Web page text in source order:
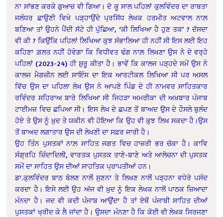
ਨਾ ਸਾਂਭਣ ਕਰਕੇ ਗੁਆਚ ਵੀ ਗਿਆ। ਦੋ ਕੂ ਸਾਲ ਪਹਿਲਾਂ ਕੁਲਵਿੰਦਰ ਦਾ ਰਾਬਤਾ
ਜਲੰਧਰ ਛਾਉਣੀ ਵਿਖੇ ਪੜ੍ਹਾਉਂਦੇ ਪ੍ਰਸਿੱਧ ਲੇਖਕ ਹਰਮੀਤ ਅਟਵਾਲ ਨਾਲ਼
ਬਣਿਆ ਤਾਂ ਉਹਨੇ ਪੈਂਦੀ ਸੱਟੇ ਹੀ ਪੁੱਛਿਆ, ‘ਕੀ ਲਿਖਿਆ ਹੈ ਹੁਣ ਤਕ’ ? ਦੱਸਦਾ
ਵੀ ਕੀ ? ਕਿਉਂਕਿ ਪਹਿਲਾਂ ਲਿਖਿਆ ਕੁਝ ਸੰਭਾਲਿਆ ਹੀ ਨਹੀਂ ਸੀ ਇਸ ਲਈ ਇਹ
ਕਹਿਣਾ ਗ਼ਲਤ ਨਹੀਂ ਹੋਵੇਗਾ ਕਿ ਵਿਧੀਵਤ ਢੰਗ ਨਾਲ਼ ਲਿਖਣਾ ਉਸ ਨੇ ਦੋ ਵਰ੍ਹੇ
ਪਹਿਲਾਂ (2023-24) ਹੀ ਸ਼ੁਰੂ ਕੀਤਾ ਹੈ। ਭਾਵੇਂ ਕਿ ਕਾਲਜ ਪੜ੍ਹਦੇ ਸਮੇਂ ਉਸ ਨੇ
ਕਾਲਜ ਮੈਗਜ਼ੀਨ ਲਈ ਸਾਇੰਸ ਦਾ ਇਕ ਆਰਟੀਕਲ ਲਿਖਿਆ ਸੀ ਪਰ ਅਸਲ
ਵਿੱਚ ਉਸ ਦਾ ਪਹਿਲਾ ਲੇਖ ਉਸ ਨੇ ਆਪਣੇ ਪਿੰਡ ਦੇ ਹੀ ਨਾਮਵਰ ਸਾਹਿਤਕਾਰ
ਰਵਿੰਦਰ ਸਹਿਰਾਅ ਬਾਰੇ ਲਿਖਿਆ ਸੀ ਜਿਹੜਾ ਅਮਰੀਕਾ ਦੀ ਅਖ਼ਬਾਰ ਪੰਜਾਬ
ਟਾਈਮਜ਼ ਵਿਚ ਛਪਿਆ ਸੀ। ਇਸ ਲੇਖ ਦੇ ਛਪਣ ਤੋਂ ਬਾਅਦ ਉਸ ਦੇ ਹੌਸਲੇ ਬੁਲੰਦ
ਹੋਏ ਤੇ ਉਸ ਨੂੰ ਖ਼ੁਦ ਤੇ ਯਕੀਨ ਵੀ ਹੋਇਆ ਕਿ ਉਹ ਵੀ ਕੁਝ ਲਿਖ ਸਕਦਾ ਹੈ।ਉਸ
ਤੋਂ ਬਾਅਦ ਲਗਾਤਾਰ ਉਸ ਦੀ ਲੇਖਣੀ ਦਾ ਸਫ਼ਰ ਜਾਰੀ ਹੈ।
ਉਹ ਤਿੰਨ ਪੁਸਤਕਾਂ ਨਾਲ਼ ਸਾਹਿਤ ਜਗਤ ਵਿਚ ਹਾਜ਼ਰੀ ਭਰ ਚੱਕਾ ਹੈ। ਕਾਵਿ
ਸੰਗ੍ਰਹਿ ਜ਼ਿੰਦਾਦਿਲੀ, ਵਾਰਤਕ ਪੁਸਤਕ ਤਾਣੇ-ਬਾਣੇ ਅਤੇ ਆਲੋਚਨਾ ਦੀ ਪੁਸਤਕ
ਸਮੇਂ ਦਾ ਸਾਹਿਤ ਉਸ ਦੀਆਂ ਸਾਹਤਿਕ ਪ੍ਰਾਪਤੀਆਂ ਹਨ।
ਡਾ.ਕੁਲਵਿੰਦਰ ਬਾਠ ਬੋਲਣ ਨਾਲੋਂ ਸੁਣਨਾ ਤੇ ਲਿਖਣ ਨਾਲੋਂ ਪੜ੍ਹਨਾ ਵਧੇਰੇ ਪਸੰਦ
ਕਰਦਾ ਹੈ। ਇਸੇ ਲਈ ਉਹ ਅੱਜ ਵੀ ਖ਼ੁਦ ਨੂੰ ਇਕ ਲੇਖਕ ਨਾਲੋਂ ਪਾਠਕ ਜ਼ਿਆਦਾ
ਮੰਨਦਾ ਹੈ। ਜਦ ਵੀ ਕਦੀ ਪੰਜਾਬ ਆਉਂਦਾ ਹੈ ਤਾਂ ਏਥੋਂ ਪੰਜਾਬੀ ਸਾਹਿਤ ਦੀਆਂ
ਪੁਸਤਕਾਂ ਖ੍ਰੀਦ ਕੇ ਲੈ ਜਾਂਦਾ ਹੈ। ਉਸਦਾ ਮੰਨਣਾ ਹੈ ਕਿ ਕੋਈ ਵੀ ਲੇਖਕ ਸਿਰਜਣਾ